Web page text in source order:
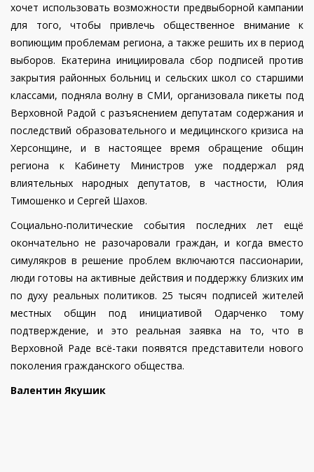
хочет использовать возможности предвыборной кампании
для того, чтобы привлечь общественное внимание к
вопиющим проблемам региона, а также решить их в период
выборов. Екатерина инициировала сбор подписей против
закрытия районных больниц и сельских школ со старшими
классами, подняла волну в СМИ, организовала пикеты под
Верховной Радой с разъяснением депутатам содержания и
последствий образовательного и медицинского кризиса на
Херсонщине, и в настоящее время обращение общин
региона к Кабинету Министров уже поддержал ряд
влиятельных народных депутатов, в частности, Юлия
Тимошенко и Сергей Шахов.
Социально-политические события последних лет ещё
окончательно не разочаровали граждан, и когда вместо
симулякров в решение проблем включаются пассионарии,
люди готовы на активные действия и поддержку близких им
по духу реальных политиков. 25 тысяч подписей жителей
местных общин под инициативой Одарченко тому
подтверждение, и это реальная заявка на то, что в
Верховной Раде всё-таки появятся представители нового
поколения гражданского общества.
Валентин Якушик